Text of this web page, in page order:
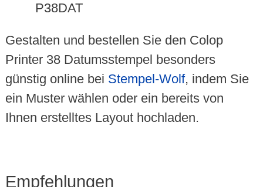
P38DAT
Gestalten und bestellen Sie den Colop
Printer 38 Datumsstempel besonders
günstig online bei Stempel-Wolf, indem Sie
ein Muster wählen oder ein bereits von
Ihnen erstelltes Layout hochladen.
Empfehlungen